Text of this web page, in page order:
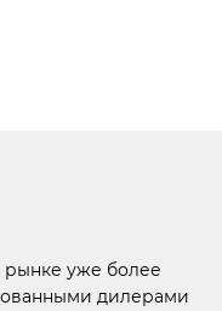
рынке уже более
дилерами